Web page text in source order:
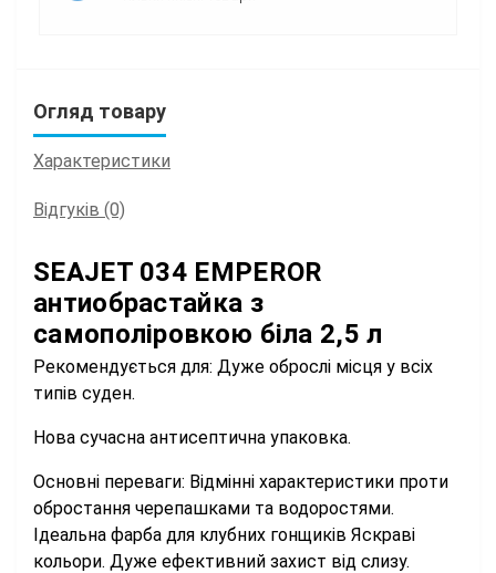
Огляд товару
Характеристики
Відгуків (0)
SEAJET 034 EMPEROR
антиобрастайка з
самополіровкою біла 2,5 л
Рекомендується для: Дуже оброслі місця у всіх
типів суден.
Нова сучасна антисептична упаковка.
Основні переваги: Відмінні характеристики проти
обростання черепашками та водоростями.
Ідеальна фарба для клубних гонщиків Яскраві
кольори. Дуже ефективний захист від слизу.